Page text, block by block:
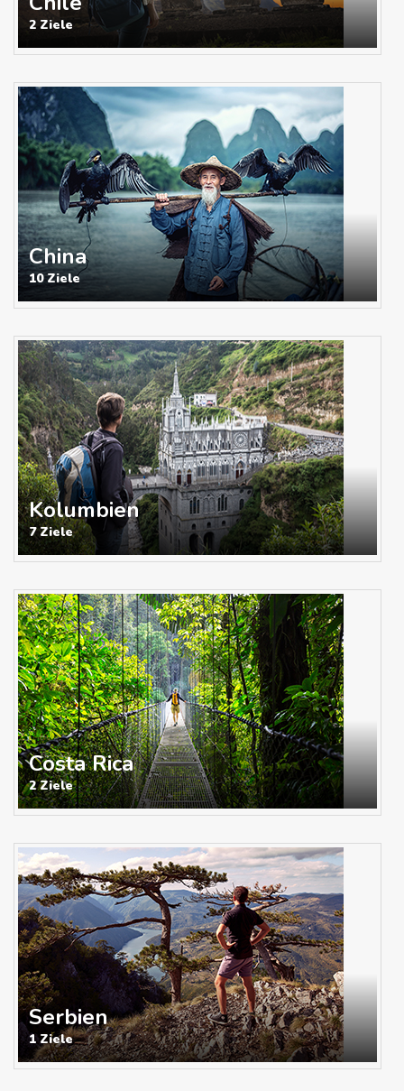
2 Ziele
China
10 Ziele
Kolumbien
7 Ziele
Costa Rica
2 Ziele
Serbien
1 Ziele